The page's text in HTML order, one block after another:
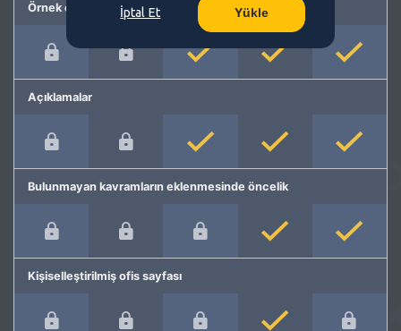
Örnek cümleler
Açıklamalar
Bulunmayan kavramların eklenmesinde öncelik
Kişiselleştirilmiş ofis sayfası
İptal Et Yükle